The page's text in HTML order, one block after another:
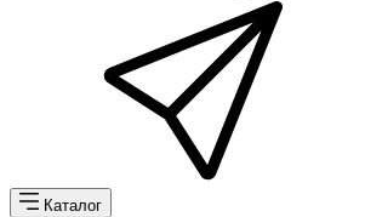
Каталог